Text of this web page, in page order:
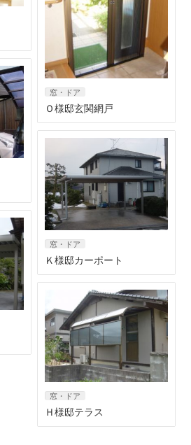
窓・ドア
Ｏ様邸玄関網戸
窓・ドア
Ｋ様邸カーポート
窓・ドア
Ｈ様邸テラス